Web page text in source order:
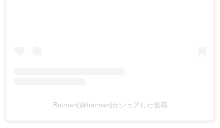
Batman(@batman)がシェアした投稿